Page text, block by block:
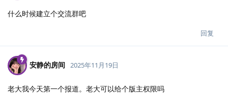
什么时候建立个交流群吧
回复
安静的房间 2025年11月19日
老大我今天第一个报道。老大可以给个版主权限吗